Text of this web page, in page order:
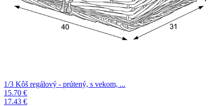
1/3 Kôš regálový - prútený, s vekom, ...
15.70 €
17.43 €